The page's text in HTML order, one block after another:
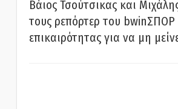
Βάιος Τσούτσικας και
τους ρεπόρτερ του bwinΣΠΟΡ
επικαιρότητας για να μη